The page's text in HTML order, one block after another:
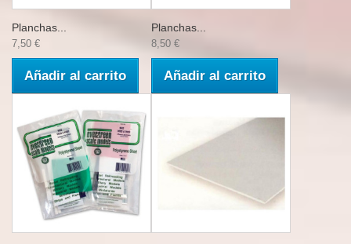
Planchas...
7,50 €
Añadir al carrito
Planchas...
8,50 €
Añadir al carrito